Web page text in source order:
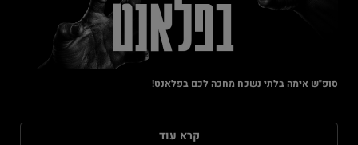
סופ"ש אימה בלתי נשכח מחכה לכם בפלאנט!
קרא עוד